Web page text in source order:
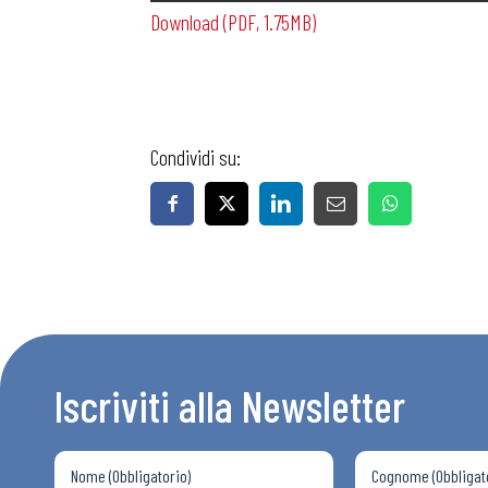
Chi Siamo
Download (PDF, 1.75MB)
Condividi su:
Iscriviti alla Newsletter